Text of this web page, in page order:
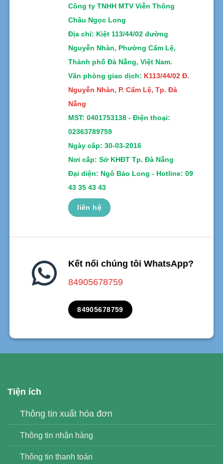
Công ty TNHH MTV Viễn Thông
Châu Ngọc Long
Địa chỉ: Kiệt 113/44/02 đường
Nguyễn Nhàn, Phường Cẩm Lệ,
Thành phố Đà Nẵng, Việt Nam.
Văn phòng giao dịch: K113/44/02 Đ.
Nguyễn Nhàn, P. Cẩm Lệ, Tp. Đà
Nẵng
MST: 0401753138 - Điện thoại:
02363789759
Ngày câp: 30-03-2016
Nơi cấp: Sở KHĐT Tp. Đà Nẵng
Đại diện: Ngô Bảo Long - Hotline: 09
43 35 43 43
liên hệ
Kết nối chúng tôi WhatsApp?
84905678759
84905678759
Tiện ích
Thông tin xuất hóa đơn
Thông tin nhận hàng
Thông tin thanh toán